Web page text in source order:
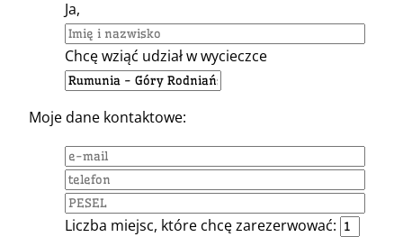
Ja,
Chcę wziąć udział w wycieczce
Moje dane kontaktowe:
Liczba miejsc, które chcę zarezerwować: